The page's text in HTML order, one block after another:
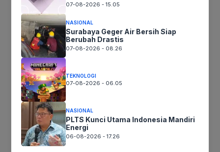
Prosesor
RAM 8 GB
Memori
Internal
Kamera
Belakang
Kamera
Depan
8 MP
07-08-2026 - 15.05
NASIONAL
Surabaya Geger Air Bersih Siap
Berubah Drastis
07-08-2026 - 08.26
TEKNOLOGI
07-08-2026 - 06.05
NASIONAL
PLTS Kunci Utama Indonesia Mandiri
Energi
06-08-2026 - 17.26